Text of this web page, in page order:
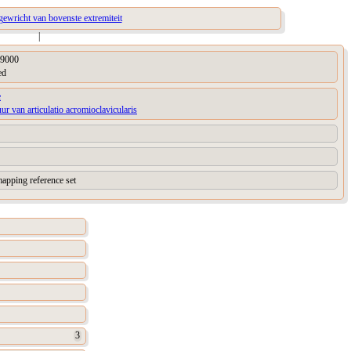
van bovenste extremiteit
|
van articulatio acromioclavicularis
reference set
3